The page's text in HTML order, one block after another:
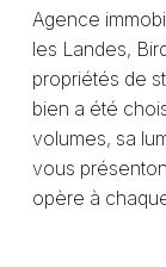
Agence
les Landes,
propriétés de
bien a été
volumes, sa
vous
opère à